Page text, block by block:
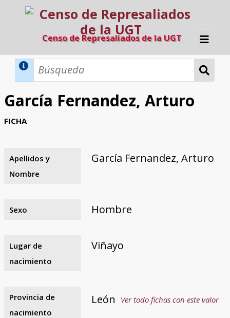
Censo de Represaliados de la UGT
Inicio
Búsqueda Dinámica
Búsqueda Avanzada
Razones y objetivos
El equipo
Colaboradores
Fuentes documentales
García Fernandez, Arturo
FICHA
Apellidos y
Nombre
García Fernandez, Arturo
Sexo Hombre
Lugar de
nacimiento
Viñayo
Provincia de
nacimiento
León Ver todo fichas con este valor